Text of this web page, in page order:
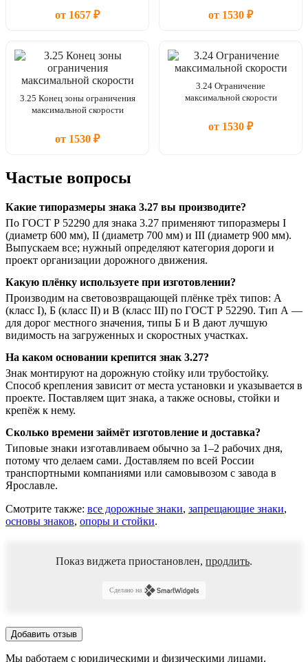
от 1657 ₽ от 1530 ₽
3.25 Конец зоны ограничения
максимальной скорости
от 1530 ₽
3.24 Ограничение
максимальной скорости
от 1530 ₽
Частые вопросы
Какие типоразмеры знака 3.27 вы производите?
По ГОСТ Р 52290 для знака 3.27 применяют типоразмеры I
(диаметр 600 мм), II (диаметр 700 мм) и III (диаметр 900 мм).
Выпускаем все; нужный определяют категория дороги и
проект организации дорожного движения.
Какую плёнку используете при изготовлении?
Производим на световозвращающей плёнке трёх типов: А
(класс I), Б (класс II) и В (класс III) по ГОСТ Р 52290. Тип А —
для дорог местного значения, типы Б и В дают лучшую
видимость на загруженных и скоростных участках.
На каком основании крепится знак 3.27?
Знак монтируют на дорожную стойку или трубостойку.
Способ крепления зависит от места установки и указывается в
проекте. Поставляем щит знака, а также основы, стойки и
крепёж к нему.
Сколько времени займёт изготовление и доставка?
Типовые знаки изготавливаем обычно за 1–2 рабочих дня,
потому что делаем сами. Доставляем по всей России
транспортными компаниями или самовывозом с завода в
Ярославле.
Смотрите также: все дорожные знаки, запрещающие знаки,
основы знаков, опоры и стойки.
Показ виджета приостановлен, продлить.
Сделано на
Добавить отзыв
Мы работаем с юридическими и физическими лицами.